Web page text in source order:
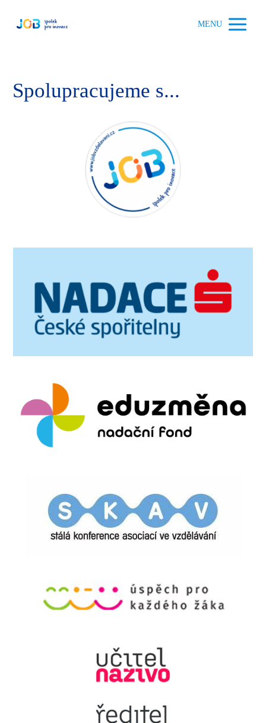
MENU
Spolupracujeme s...